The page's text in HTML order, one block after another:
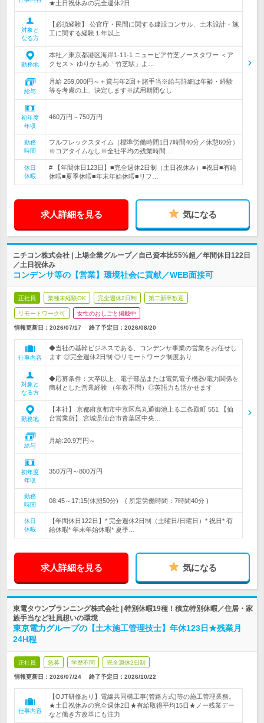
★土日祝休みの完全週休2日
対象と
なる方
【必須経験】 公官庁・民間に関する建設コンサル、土木設計・施
工に関する経験１年以上
勤務地
本社／東京都港区海岸1-11-1 ニューピア竹芝ノースタワー ＜ア
クセス＞ ゆりかもめ「竹芝駅」よ…
給与
月給 259,000円～＋賞与年2回＋諸手当※給与詳細は年齢・経験
等を考慮の上、決定します※試用期間なし
初年度
年収
460万円～750万円
勤務
時間
フルフレックスタイム（標準労働時間1日7時間40分／休憩60分）
※コアタイムなし※全社平均の残業時間…
休日
休暇
# 【年間休日123日】■完全週休2日制（土日祝休み）■祝日■有給
休暇■夏季休暇■年末年始休暇■リフ…
求人詳細を見る 気になる
ニチコン株式会社 | 上場企業グループ／自己資本比55%超／年間休日122日
／土日祝休み
コンデンサ等の【営業】環境社会に貢献／WEB面接可
正社員 業種未経験OK 完全週休2日制 第二新卒歓迎
リモートワーク可 女性のおしごと掲載中
情報更新日：2026/07/17 終了予定日： 2026/08/20
仕事内容
◆当社の基幹ビジネスである、コンデンサ事業の営業をお任せし
ます ◎完全週休2日制 ◎リモートワーク制度あり
対象と
なる方
◆応募条件：大卒以上、電子部品または電気電子機器/電力関係を
商材とした営業経験 （年数不問）◎英語力も活かせます
勤務地
【本社】 京都府京都市中京区烏丸通御池上る二条殿町 551 【仙
台営業所】 宮城県仙台市青葉区中央…
給与
月給:20.9万円～
初年度
年収
350万円～800万円
勤務
時間
08:45～17:15(休憩50分) ( 所定労働時間：7時間40分 )
休日
休暇
【年間休日122日】* 完全週休2日制（土曜日/日曜日）* 祝日* 有
給休暇* 年末年始休暇* 夏季…
求人詳細を見る 気になる
東電タウンプランニング株式会社 | 特別休暇19種！積立特別休暇／住居・家
族手当など社員想いの環境
東京電力グループの【土木施工管理技士】年休123日★残業月
24H程
正社員 急募 学歴不問 完全週休2日制
情報更新日：2026/07/24 終了予定日： 2026/10/22
仕事内容
【OJT研修あり】電線共同構工事(管路方式)等の施工管理業務。
★土日祝休みの完全週休2日★有給取得平均15日★ノー残業デー
など働き方改革にも注力